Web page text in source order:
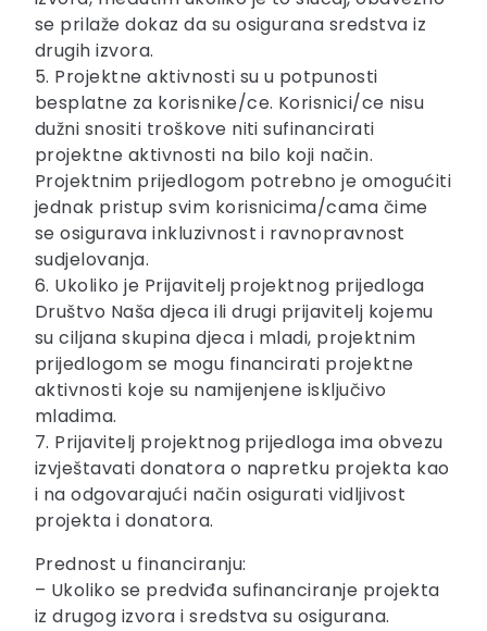
se prilaže dokaz da su osigurana sredstva iz
drugih izvora.
5. Projektne aktivnosti su u potpunosti
besplatne za korisnike/ce. Korisnici/ce nisu
dužni snositi troškove niti sufinancirati
projektne aktivnosti na bilo koji način.
Projektnim prijedlogom potrebno je omogućiti
jednak pristup svim korisnicima/cama čime
se osigurava inkluzivnost i ravnopravnost
sudjelovanja.
6. Ukoliko je Prijavitelj projektnog prijedloga
Društvo Naša djeca ili drugi prijavitelj kojemu
su ciljana skupina djeca i mladi, projektnim
prijedlogom se mogu financirati projektne
aktivnosti koje su namijenjene isključivo
mladima.
7. Prijavitelj projektnog prijedloga ima obvezu
izvještavati donatora o napretku projekta kao
i na odgovarajući način osigurati vidljivost
projekta i donatora.
Prednost u financiranju:
– Ukoliko se predviđa sufinanciranje projekta
iz drugog izvora i sredstva su osigurana.